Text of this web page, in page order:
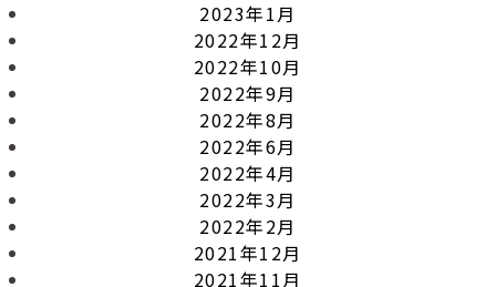
2023年1月
2022年12月
2022年10月
2022年9月
2022年8月
2022年6月
2022年4月
2022年3月
2022年2月
2021年12月
2021年11月